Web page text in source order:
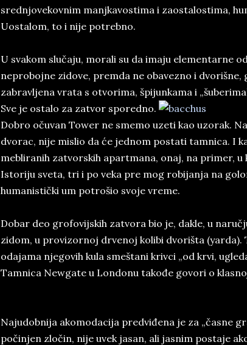
srednjovekovnim manjkavostima i zaostalostima,
Uostalom, to i nije potrebno.
U svakom slučaju, morali su da imaju elementarne
neprobojne zidove, premda ne obavezno i
zabravljena vrata s otvorima, špijunkama i
Sve je ostalo za zatvor sporedno.
Dobro očuvan Tower ne smemo uzeti kao uzorak.
dvorac, nije mislio da će jednom postati tamnica. I
mebliranih zatvorskih apartmana, onaj, na primer, u
Istoriju sveta, tri i po veka pre mog robijanja na
humanistički um potrošio svoje vreme.
Dobar deo grofovijskih zatvora bio je, dakle, u
zidom, u provizornoj drvenoj kolibi dvorišta (yarda).
odajama njegovih kula smeštani krivci „od krvi,
Tamnica Newgate u Londonu takođe govori o
Najudobnija akomodacija predviđena je za „časne
počinjen zločin, nije uvek jasan, ali jasnim postaje